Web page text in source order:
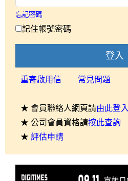
忘記密碼
記住帳號密碼
登入
重寄啟用信 常見問題
★ 會員聯絡人網頁請由此登入
★ 公司會員資格請按此查詢
★ 評估申請